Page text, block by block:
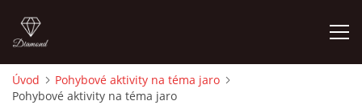
ÚVOD
Úvod
Pohybové aktivity na téma jaro
Pohybové aktivity na téma jaro